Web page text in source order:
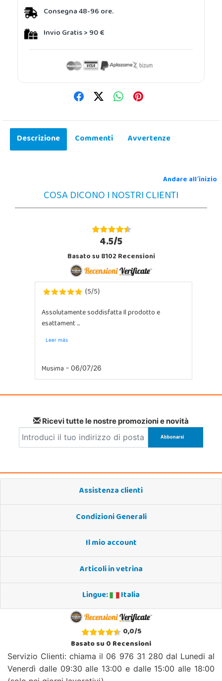
Consegna 48-96 ore.
Invio Gratis > 90 €
Descrizione Commenti Avvertenze
Andare all´inizio
COSA DICONO I NOSTRI CLIENTI
4.5/5
Basato su 8102 Recensioni
(5/5)
Assolutamente soddisfatta Il prodotto e
esattament ...
Leer más
Musima - 06/07/26
Ricevi tutte le nostre promozioni e novità
Assistenza clienti
Condizioni Generali
Il mio account
Articoli in vetrina
Lingue:
Italia
0,0/5
Basato su0Recensioni
Servizio Clienti: chiama il 06 976 31 280 dal Lunedi al
Venerdì dalle 09:30 alle 13:00 e dalle 15:00 alle 18:00